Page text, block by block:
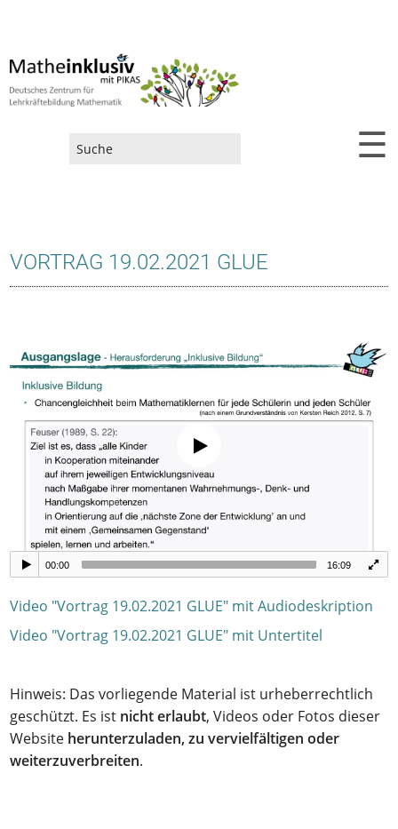
☰
VORTRAG 19.02.2021 GLUE
00:00 16:09
Video "Vortrag 19.02.2021 GLUE" mit Audiodeskription
Video "Vortrag 19.02.2021 GLUE" mit Untertitel
Hinweis: Das vorliegende Material ist urheberrechtlich
geschützt. Es ist nicht erlaubt, Videos oder Fotos dieser
Website herunterzuladen, zu vervielfältigen oder
weiterzuverbreiten.